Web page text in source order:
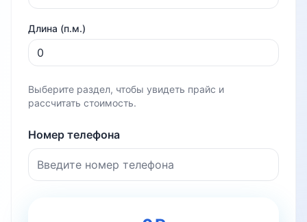
Длина (п.м.)
Выберите раздел, чтобы увидеть прайс и
рассчитать стоимость.
Номер телефона